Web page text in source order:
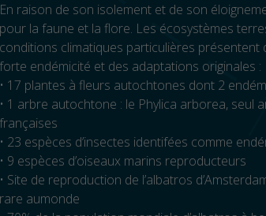
En raison de son isolement et de son
pour la faune et la flore. Les écosystèmes
conditions climatiques particulières
forte endémicité et des adaptations originales :
• 17 plantes à fleurs autochtones dont 2
• 1 arbre autochtone : le Phylica arborea, seul
françaises
• 23 espèces d’insectes identifées comme
• 9 espèces d’oiseaux marins reproducteurs
• Site de reproduction de l’albatros
rare aumonde